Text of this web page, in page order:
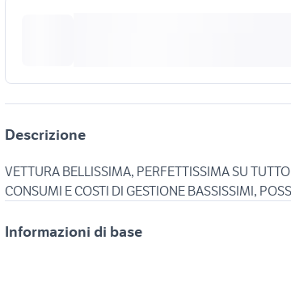
Descrizione
VETTURA BELLISSIMA, PERFETTISSIMA SU
Informazioni di base